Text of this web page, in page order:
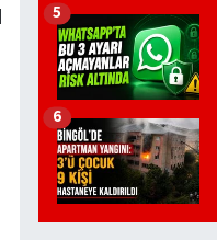
5
6